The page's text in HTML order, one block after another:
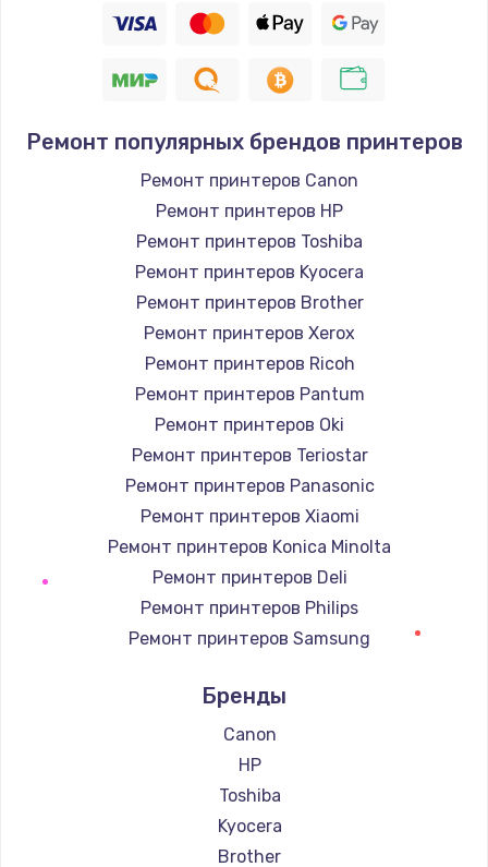
Ремонт популярных брендов принтеров
Ремонт принтеров Canon
Ремонт принтеров HP
Ремонт принтеров Toshiba
Ремонт принтеров Kyocera
Ремонт принтеров Brother
Ремонт принтеров Xerox
Ремонт принтеров Ricoh
Ремонт принтеров Pantum
Ремонт принтеров Oki
Ремонт принтеров Teriostar
Ремонт принтеров Panasonic
Ремонт принтеров Xiaomi
Ремонт принтеров Konica Minolta
Ремонт принтеров Deli
Ремонт принтеров Philips
Ремонт принтеров Samsung
Ремонт принтеров Lexmark
Ремонт принтеров Sharp
Ремонт принтеров TSC
Ремонт принтеров Fujitsu
Ремонт принтеров Godex
Бренды
Canon
HP
Toshiba
Kyocera
Brother